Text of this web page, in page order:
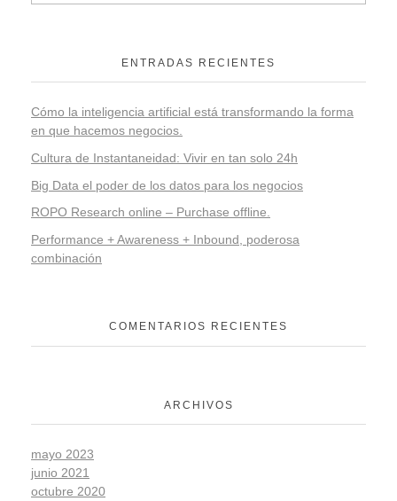
ENTRADAS RECIENTES
Cómo la inteligencia artificial está transformando la forma
en que hacemos negocios.
Cultura de Instantaneidad: Vivir en tan solo 24h
Big Data el poder de los datos para los negocios
ROPO Research online – Purchase offline.
Performance + Awareness + Inbound, poderosa
combinación
COMENTARIOS RECIENTES
ARCHIVOS
mayo 2023
junio 2021
octubre 2020